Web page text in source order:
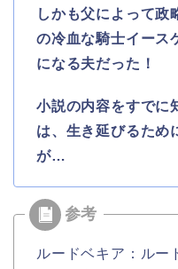
しかも父によって政
の冷血な騎士イース
になる夫だった！
小説の内容をすでに
は、生き延びるため
が…
ルードベキア：ルー